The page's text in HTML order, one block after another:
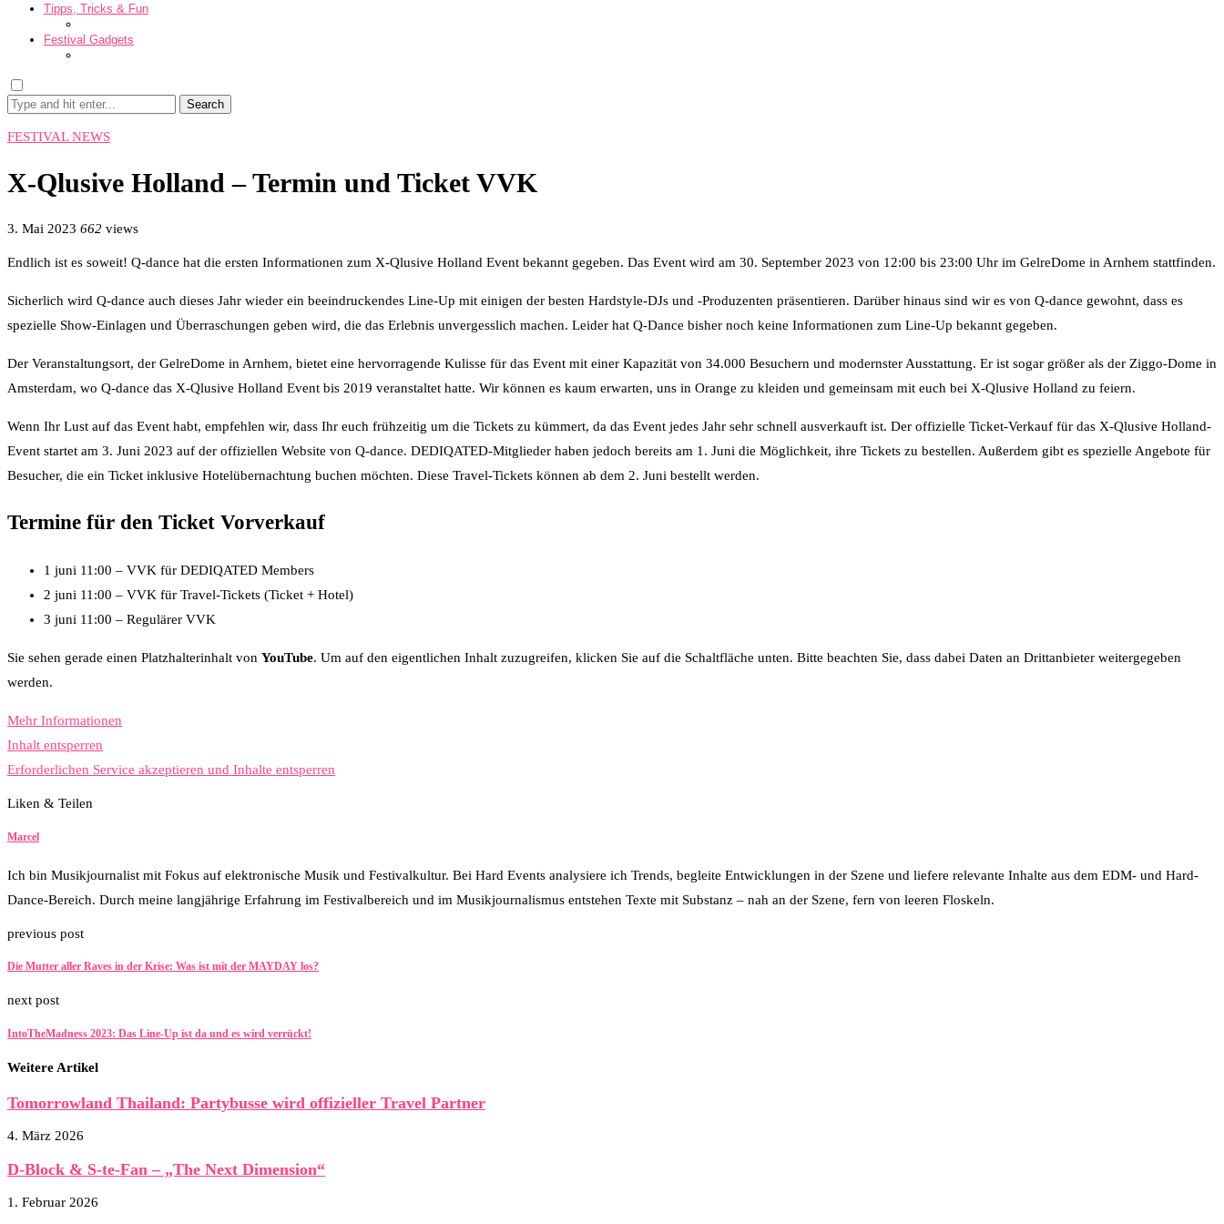
Tipps, Tricks & Fun
Festival Gadgets
Search
FESTIVAL NEWS
X-Qlusive Holland – Termin und Ticket VVK
3. Mai 2023 662 views
Endlich ist es soweit! Q-dance hat die ersten Informationen zum X-Qlusive Holland Event bekannt gegeben. Das Event wird am 30. September 2023 von 12:00 bis 23:00 Uhr im GelreDome in Arnhem stattfinden.
Sicherlich wird Q-dance auch dieses Jahr wieder ein beeindruckendes Line-Up mit einigen der besten Hardstyle-DJs und -Produzenten präsentieren. Darüber hinaus sind wir es von Q-dance gewohnt, dass es
spezielle Show-Einlagen und Überraschungen geben wird, die das Erlebnis unvergesslich machen. Leider hat Q-Dance bisher noch keine Informationen zum Line-Up bekannt gegeben.
Der Veranstaltungsort, der GelreDome in Arnhem, bietet eine hervorragende Kulisse für das Event mit einer Kapazität von 34.000 Besuchern und modernster Ausstattung. Er ist sogar größer als der Ziggo-Dome in
Amsterdam, wo Q-dance das X-Qlusive Holland Event bis 2019 veranstaltet hatte. Wir können es kaum erwarten, uns in Orange zu kleiden und gemeinsam mit euch bei X-Qlusive Holland zu feiern.
Wenn Ihr Lust auf das Event habt, empfehlen wir, dass Ihr euch frühzeitig um die Tickets zu kümmert, da das Event jedes Jahr sehr schnell ausverkauft ist. Der offizielle Ticket-Verkauf für das X-Qlusive Holland-
Event startet am 3. Juni 2023 auf der offiziellen Website von Q-dance. DEDIQATED-Mitglieder haben jedoch bereits am 1. Juni die Möglichkeit, ihre Tickets zu bestellen. Außerdem gibt es spezielle Angebote für
Besucher, die ein Ticket inklusive Hotelübernachtung buchen möchten. Diese Travel-Tickets können ab dem 2. Juni bestellt werden.
Termine für den Ticket Vorverkauf
1 juni 11:00 – VVK für DEDIQATED Members
2 juni 11:00 – VVK für Travel-Tickets (Ticket + Hotel)
3 juni 11:00 – Regulärer VVK
Sie sehen gerade einen Platzhalterinhalt von YouTube. Um auf den eigentlichen Inhalt zuzugreifen, klicken Sie auf die Schaltfläche unten. Bitte beachten Sie, dass dabei Daten an Drittanbieter weitergegeben
werden.
Mehr Informationen
Inhalt entsperren
Erforderlichen Service akzeptieren und Inhalte entsperren
Liken & Teilen
Marcel
Ich bin Musikjournalist mit Fokus auf elektronische Musik und Festivalkultur. Bei Hard Events analysiere ich Trends, begleite Entwicklungen in der Szene und liefere relevante Inhalte aus dem EDM- und Hard-
Dance-Bereich. Durch meine langjährige Erfahrung im Festivalbereich und im Musikjournalismus entstehen Texte mit Substanz – nah an der Szene, fern von leeren Floskeln.
previous post
Die Mutter aller Raves in der Krise: Was ist mit der MAYDAY los?
next post
IntoTheMadness 2023: Das Line-Up ist da und es wird verrückt!
Weitere Artikel
Tomorrowland Thailand: Partybusse wird offizieller Travel Partner
4. März 2026
D-Block & S-te-Fan – „The Next Dimension“
1. Februar 2026